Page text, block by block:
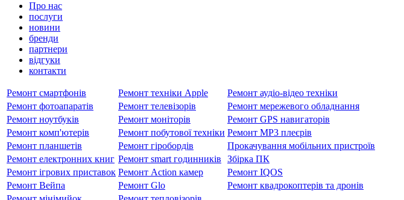
Про нас
послуги
новини
бренди
партнери
вiдгуки
контакти
Ремонт смартфонів Ремонт техніки Apple
Ремонт аудіо-відео техніки
Ремонт фотоапаратів
Ремонт телевізорів
Ремонт мережевого обладнання
Ремонт ноутбуків
Ремонт моніторів
Ремонт GPS навигаторів
Ремонт комп'ютерів
Ремонт побутової техніки Ремонт MP3 плеєрів
Ремонт планшетів
Ремонт гіробордів
Прокачування мобільних пристроїв
Ремонт електронних книг Ремонт smart годинників
Збірка ПК
Ремонт ігрових приставок Ремонт Action камер
Ремонт IQOS
Ремонт Вейпа
Ремонт Glo
Ремонт квадрокоптерів та дронів